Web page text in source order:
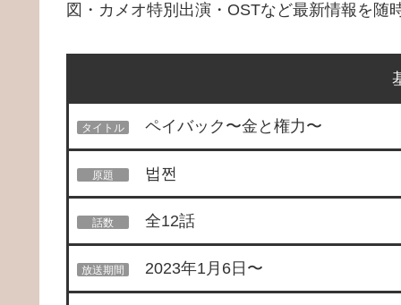
図・カメオ特別出演・OSTなど最新情報を随
タイトル ペイバック〜金と権力〜
原題 법쩐
話数 全12話
放送期間 2023年1月6日〜